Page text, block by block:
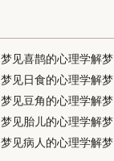
梦见喜鹊的心理学解梦
梦见日食的心理学解梦
梦见豆角的心理学解梦
梦见胎儿的心理学解梦
梦见病人的心理学解梦